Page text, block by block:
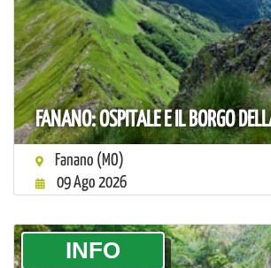
FANANO: OSPITALE E IL BORGO
Fanano (MO)
09 Ago 2026
­INFO